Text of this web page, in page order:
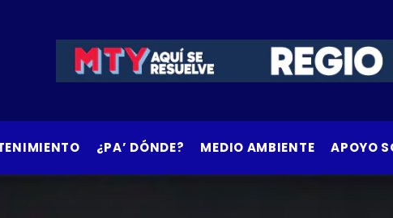
¿PA’ DÓNDE? MEDIO AMBIENTE APOYO